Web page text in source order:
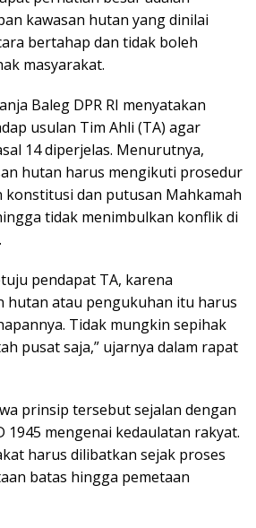
kawasan hutan yang dinilai
bertahap dan tidak boleh
masyarakat.
Baleg DPR RI menyatakan
usulan Tim Ahli (TA) agar
14 diperjelas. Menurutnya,
hutan harus mengikuti prosedur
konstitusi dan putusan Mahkamah
tidak menimbulkan konflik di
pendapat TA, karena
hutan atau pengukuhan itu harus
Tidak mungkin sepihak
pusat saja,” ujarnya dalam rapat
prinsip tersebut sejalan dengan
1945 mengenai kedaulatan rakyat.
harus dilibatkan sejak proses
batas hingga pemetaan